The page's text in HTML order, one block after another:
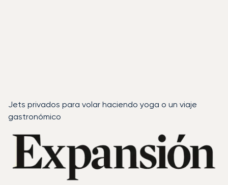
Jets privados para volar haciendo yoga o un viaje
gastronómico